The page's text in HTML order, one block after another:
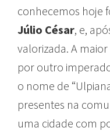
conhecemos hoje
Júlio César, e,
valorizada. A
por outro
o nome de
presentes na
uma cidade com